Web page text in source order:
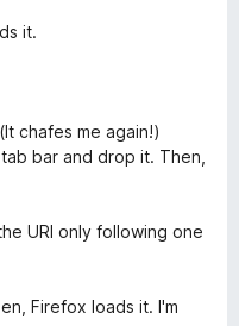
it.
chafes me again!)
bar and drop it. Then,
URI only following one
Firefox loads it. I'm